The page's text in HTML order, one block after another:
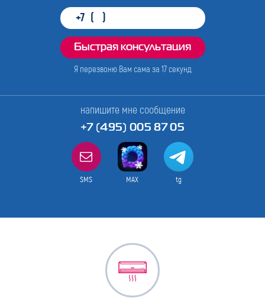
Я перезвоню Вам сама за 17секунд
напишите мне сообщение
+7 (495) 005 87 05
SMS MAX tg